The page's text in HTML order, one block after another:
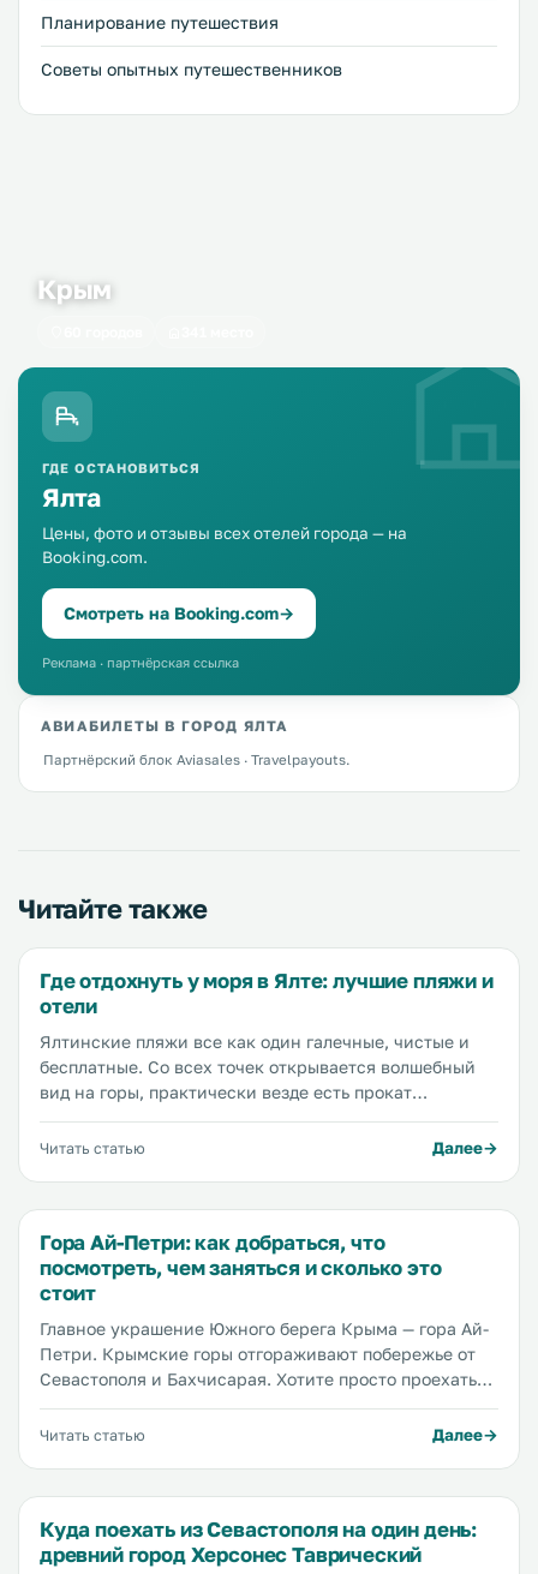
Планирование путешествия
Советы опытных путешественников
Крым
ГДЕ ОСТАНОВИТЬСЯ
Ялта
Цены, фото и отзывы всех отелей города — на
Booking.com.
Смотреть на Booking.com→
Реклама · партнёрская ссылка
АВИАБИЛЕТЫ В ГОРОД ЯЛТА
Партнёрский блок Aviasales · Travelpayouts.
Читайте также
Где отдохнуть у моря в Ялте: лучшие пляжи и
отели
Ялтинские пляжи все как один галечные, чистые и
бесплатные. Со всех точек открывается волшебный
вид на горы, практически везде есть прокат
шезлонгов, души, туалеты, вышки спасателей,
пляжные бары и кафе. Из минусов — обилие людей,
пообедать и отдохнуть после пляжа.
Читать статью Далее
Гора Ай-Петри: как добраться, что
посмотреть, чем заняться и сколько это
стоит
Главное украшение Южного берега Крыма — гора Ай-
Петри. Крымские горы отгораживают побережье от
Севастополя и Бахчисарая. Хотите просто проехать
мимо этой скалистой красоты — садитесь на
автомобиль или автобус и езжайте из Ялты в
окрестностями с высоты полета орла, набрать
ароматных трав, спуститься в пещеры, покататься на
Читать статью Далее
Куда поехать из Севастополя на один день:
древний город Херсонес Таврический